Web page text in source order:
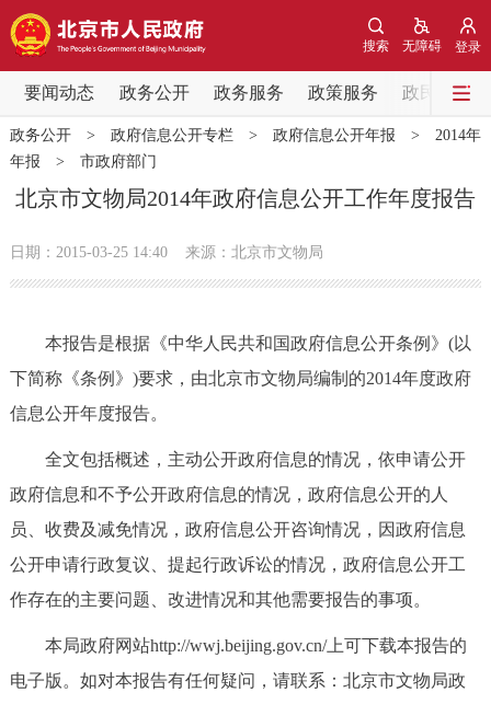
登录
无障碍
搜索
要闻动态 政务公开 政务服务 政策服务 政民互动
要闻动态
党中央精神 国务院信息 中央部委动态
北京要闻 会议信息 部门动态
各区热点
政务公开
市领导 机构职能 政策服务
政策兑现 政策解读 回应关切
决策公开 专题公开
政务服务
便民服务 利企服务 投资项目
政务公开> 政府信息公开专栏> 政府信息公开年报 > 2014年
年报 > 市政府部门
北京市文物局2014年政府信息公开工作年度报告
日期：2015-03-25 14:40 来源：北京市文物局
本报告是根据《中华人民共和国政府信息公开条例》(以
下简称《条例》)要求，由北京市文物局编制的2014年度政府
信息公开年度报告。
全文包括概述，主动公开政府信息的情况，依申请公开
政府信息和不予公开政府信息的情况，政府信息公开的人
员、收费及减免情况，政府信息公开咨询情况，因政府信息
公开申请行政复议、提起行政诉讼的情况，政府信息公开工
作存在的主要问题、改进情况和其他需要报告的事项。
本局政府网站http://wwj.beijing.gov.cn/上可下载本报告的
电子版。如对本报告有任何疑问，请联系：北京市文物局政